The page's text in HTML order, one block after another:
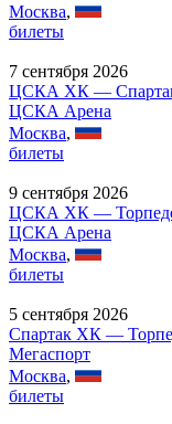
Москва,
билеты
7 сентября 2026
ЦСКА ХК —
ЦСКА Арена
Москва,
билеты
9 сентября 2026
ЦСКА ХК —
ЦСКА Арена
Москва,
билеты
5 сентября 2026
Спартак ХК —
Мегаспорт
Москва,
билеты